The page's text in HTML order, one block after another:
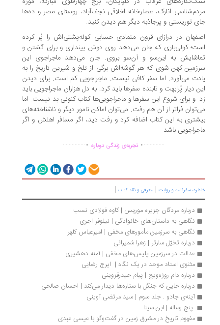
مردم‌شناسی انارک، عصارخانه اخلاقی نجف‌آباد، روستای مصر و ده‌ها
جای توریستی و پرجاذبه دیگر هم دیدن کنید.
اصفهان در درازای قرون متمادی حسابی کوله‌پشتی‌اش را پُر کرده
است؛ کولی‌باری که جان می‌دهد روی دوش بیندازی و برای گشتن و
تماشایش به این‌سو و آن‌سو بروی. جان می‌دهد ماجراجوی این
سرزمین کهن شوی که هر گوشه‌اش برگی از تلخ و شیرین تاریخ را به
یادت می‌آورد. اما سفر کافی نیست. ماجراجویی کم است. برای دیدن
این دیار پُرابهت و تابنده سفرها باید کرد. به دل هزاران ماجراجویی باید
زد. و برای شروع این سفرها و ماجراجویی‌ها کتاب کنونی بد نیست. اما
می‌توان فراتر از آن هم رفت. می‌توان اماکن نامور دیگر و ناشناخته‌های
بیشتری به این کتاب اضافه کرد و رفت دید، اگر مسافر اهلش و اگر
ماجراجویی باشد.
............... . تجربه‌ی زندگی دوباره . ..............
خاطره، سفرنامه‌ و روایت | معرفی و نقد کتاب |
درباره مردگان جزیره‌ موریس | کاوه فولادی نسب
نگاهی به داستان‌های خانوادگی | نیلوفر اجری
نگاهی به سرزمین مأمورهای مخفی | امیرعباس کلهر
درباره تخیّل سارتر | زهرا شمیرانی
عدالت در سرزمین پلیس‌های مخفی | آمنه دهشیری
مثنوی استاد موحد در یک نگاه |  ایرج رضایی
درباره دام روژه‌ویچ | پیام حیدرقزوینی
درباره جایی که جنگل با ستاره‌ها دیدار می‌کند | احسان صالحی
آینه‌ی جادو . جلد سوم | سید مرتضی آوینی
پنج رساله | ابن سینا
مفهوم تاریخ در مشرق زمین در گفت‌وگو با عیسی عبدی